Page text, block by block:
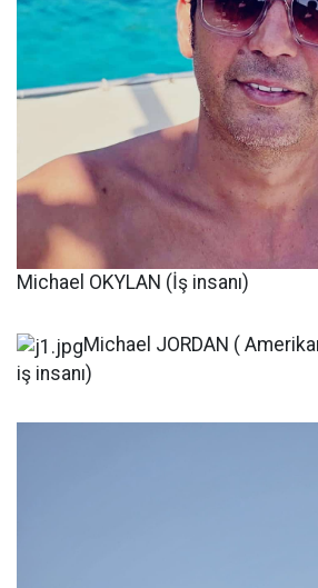
Michael OKYLAN (İş insanı)
Michael JORDAN (
iş insanı)